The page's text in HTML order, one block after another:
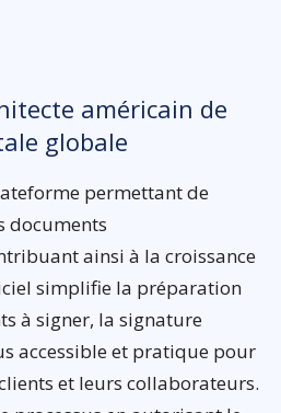
américain de
globale
permettant de
documents
ainsi à la croissance
simplifie la préparation
à signer, la signature
accessible et pratique pour
et leurs collaborateurs.